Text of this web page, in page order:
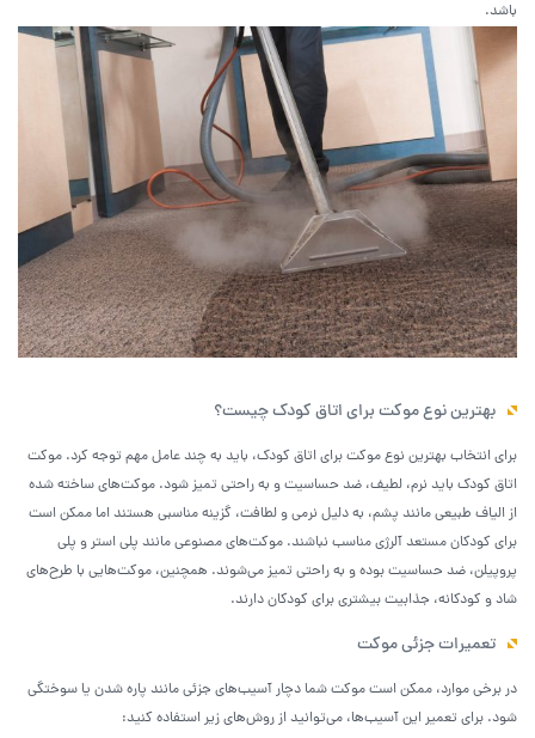
باشد.
بهترین نوع موکت برای اتاق کودک چیست؟
برای انتخاب بهترین نوع موکت برای اتاق کودک، باید به چند عامل مهم توجه کرد. موکت
اتاق کودک باید نرم، لطیف، ضد حساسیت و به راحتی تمیز شود. موکت‌های ساخته شده
از الیاف طبیعی مانند پشم، به دلیل نرمی و لطافت، گزینه مناسبی هستند اما ممکن است
برای کودکان مستعد آلرژی مناسب نباشند. موکت‌های مصنوعی مانند پلی استر و پلی
پروپیلن، ضد حساسیت بوده و به راحتی تمیز می‌شوند. همچنین، موکت‌هایی با طرح‌های
شاد و کودکانه، جذابیت بیشتری برای کودکان دارند.
تعمیرات جزئی موکت
در برخی موارد، ممکن است موکت شما دچار آسیب‌های جزئی مانند پاره شدن یا سوختگی
شود. برای تعمیر این آسیب‌ها، می‌توانید از روش‌های زیر استفاده کنید: